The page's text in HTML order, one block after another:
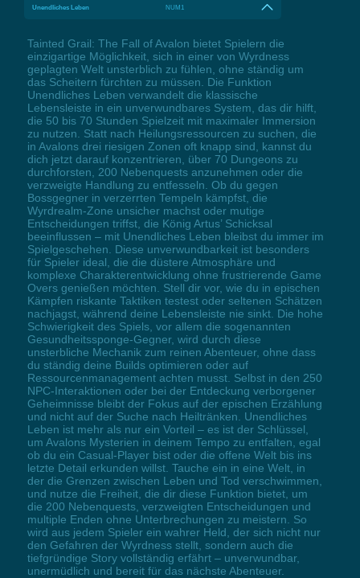
Unendliches Leben NUM1
Tainted Grail: The Fall of Avalon bietet Spielern die
einzigartige Möglichkeit, sich in einer von Wyrdness
geplagten Welt unsterblich zu fühlen, ohne ständig um
das Scheitern fürchten zu müssen. Die Funktion
Unendliches Leben verwandelt die klassische
Lebensleiste in ein unverwundbares System, das dir hilft,
die 50 bis 70 Stunden Spielzeit mit maximaler Immersion
zu nutzen. Statt nach Heilungsressourcen zu suchen, die
in Avalons drei riesigen Zonen oft knapp sind, kannst du
dich jetzt darauf konzentrieren, über 70 Dungeons zu
durchforsten, 200 Nebenquests anzunehmen oder die
verzweigte Handlung zu entfesseln. Ob du gegen
Bossgegner in verzerrten Tempeln kämpfst, die
Wyrdrealm-Zone unsicher machst oder mutige
Entscheidungen triffst, die König Artus’ Schicksal
beeinflussen – mit Unendliches Leben bleibst du immer im
Spielgeschehen. Diese unverwundbarkeit ist besonders
für Spieler ideal, die die düstere Atmosphäre und
komplexe Charakterentwicklung ohne frustrierende Game
Overs genießen möchten. Stell dir vor, wie du in epischen
Kämpfen riskante Taktiken testest oder seltenen Schätzen
nachjagst, während deine Lebensleiste nie sinkt. Die hohe
Schwierigkeit des Spiels, vor allem die sogenannten
Gesundheitssponge-Gegner, wird durch diese
unsterbliche Mechanik zum reinen Abenteuer, ohne dass
du ständig deine Builds optimieren oder auf
Ressourcenmanagement achten musst. Selbst in den 250
NPC-Interaktionen oder bei der Entdeckung verborgener
Geheimnisse bleibt der Fokus auf der epischen Erzählung
und nicht auf der Suche nach Heiltränken. Unendliches
Leben ist mehr als nur ein Vorteil – es ist der Schlüssel,
um Avalons Mysterien in deinem Tempo zu entfalten, egal
ob du ein Casual-Player bist oder die offene Welt bis ins
letzte Detail erkunden willst. Tauche ein in eine Welt, in
der die Grenzen zwischen Leben und Tod verschwimmen,
und nutze die Freiheit, die dir diese Funktion bietet, um
die 200 Nebenquests, verzweigten Entscheidungen und
multiple Enden ohne Unterbrechungen zu meistern. So
wird aus jedem Spieler ein wahrer Held, der sich nicht nur
den Gefahren der Wyrdness stellt, sondern auch die
tiefgründige Story vollständig erfährt – unverwundbar,
unermüdlich und bereit für das nächste Abenteuer.